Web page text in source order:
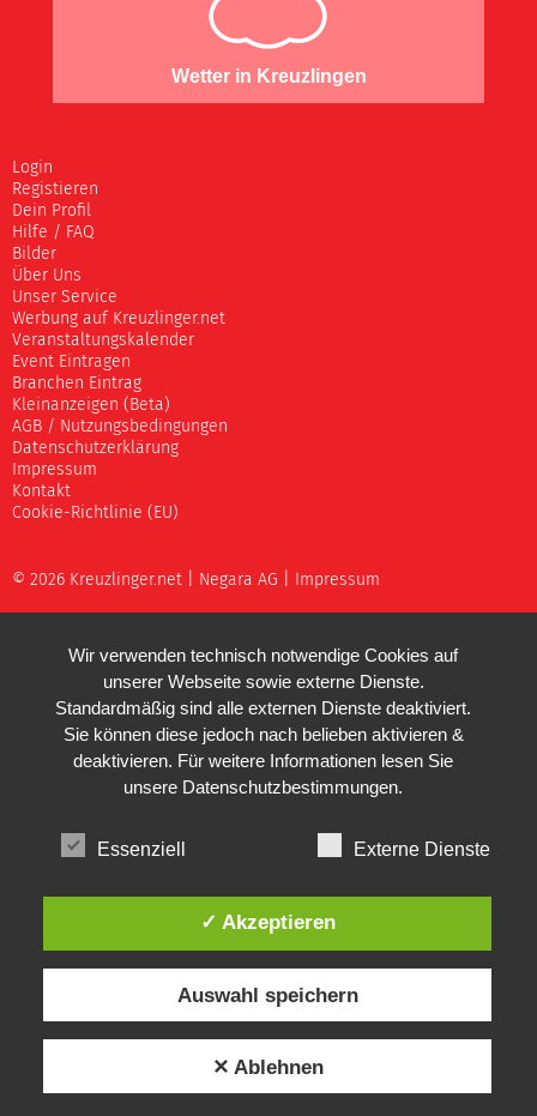
Wetter in Kreuzlingen
Login
Registieren
Dein Profil
Hilfe / FAQ
Bilder
Über Uns
Unser Service
Werbung auf Kreuzlinger.net
Veranstaltungskalender
Event Eintragen
Branchen Eintrag
Kleinanzeigen (Beta)
AGB / Nutzungsbedingungen
Datenschutzerklärung
Impressum
Kontakt
Cookie-Richtlinie (EU)
© 2026 Kreuzlinger.net | Negara AG Impressum
Wir verwenden technisch notwendige Cookies auf
unserer Webseite sowie externe Dienste.
Standardmäßig sind alle externen Dienste deaktiviert.
Sie können diese jedoch nach belieben aktivieren &
deaktivieren. Für weitere Informationen lesen Sie
unsere Datenschutzbestimmungen.
Essenziell Externe Dienste
✓ Akzeptieren
Auswahl speichern
✕ Ablehnen